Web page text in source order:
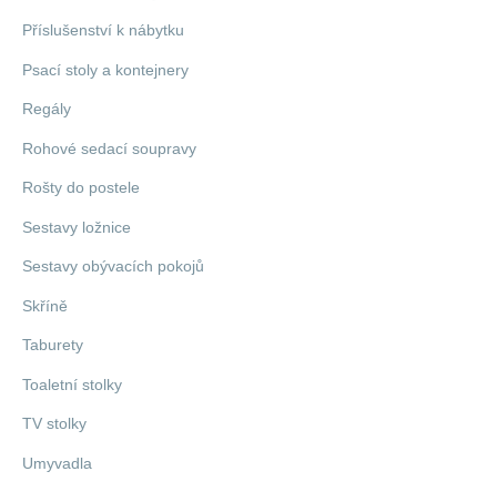
Příslušenství k nábytku
Psací stoly a kontejnery
Regály
Rohové sedací soupravy
Rošty do postele
Sestavy ložnice
Sestavy obývacích pokojů
Skříně
Taburety
Toaletní stolky
TV stolky
Umyvadla